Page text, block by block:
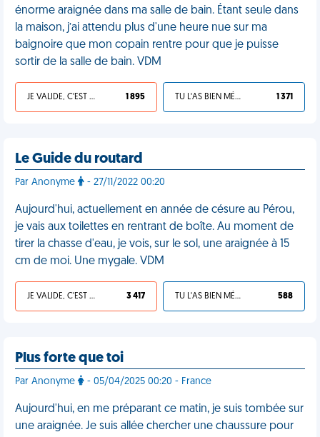
énorme araignée dans ma salle de bain. Étant seule dans
la maison, j’ai attendu plus d'une heure nue sur ma
baignoire que mon copain rentre pour que je puisse
sortir de la salle de bain. VDM
JE VALIDE, C'EST UNE VDM 1 895 TU L'AS BIEN MÉRITÉ 1 371
Le Guide du routard
Par Anonyme - 27/11/2022 00:20
Aujourd'hui, actuellement en année de césure au Pérou,
je vais aux toilettes en rentrant de boîte. Au moment de
tirer la chasse d'eau, je vois, sur le sol, une araignée à 15
cm de moi. Une mygale. VDM
JE VALIDE, C'EST UNE VDM 3 417 TU L'AS BIEN MÉRITÉ 588
Plus forte que toi
Par Anonyme - 05/04/2025 00:20 - France
Aujourd'hui, en me préparant ce matin, je suis tombée sur
une araignée. Je suis allée chercher une chaussure pour